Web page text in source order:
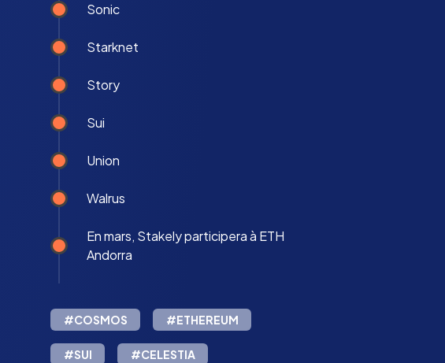
Sonic
Starknet
Story
Sui
Union
Walrus
En mars, Stakely participera à ETH
Andorra
#COSMOS #ETHEREUM
#SUI #CELESTIA